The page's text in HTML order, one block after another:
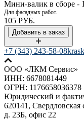
Мини-валик в сборе -
Для фасадных работ.
105 РУБ.
+7 (343) 243-58-08
ООО «ЛКМ Сервис»
ИНН: 6678081449
ОГРН: 1176658036378
Юридический и
620141, Свердловская
д. 23Б, офис 22